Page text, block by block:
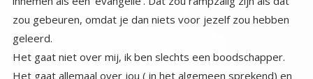
geleerd.
Het gaat niet over mij, ik ben slechts een boodschapper.
Het gaat allemaal over jou ( in het algemeen sprekend) en
wat je doet in relatie tot de katalysator ( veranderaar)
Bevraag jezelf over wat je denkt te weten over de
werkelijkheid. Zoek de Oneindige Creator in jezelf, en vraag